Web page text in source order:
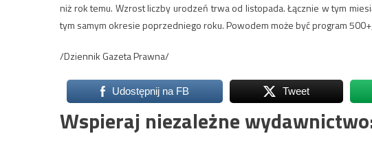
niż rok temu. Wzrost liczby urodzeń trwa od listopada. Łącznie w tym
tym samym okresie poprzedniego roku. Powodem może być program
/Dziennik Gazeta Prawna/
Udostępnij na FB Tweet
Wspieraj niezależne